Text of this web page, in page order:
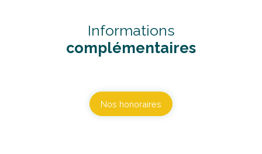
Informations
complémentaires
Nos honoraires